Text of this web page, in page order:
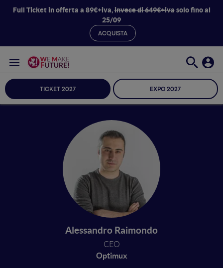
Full Ticket in offerta a 89€+iva,invece di 649€+ivasolo fino al
25/09
ACQUISTA
TICKET 2027 EXPO 2027
Alessandro Raimondo
CEO
Optimux